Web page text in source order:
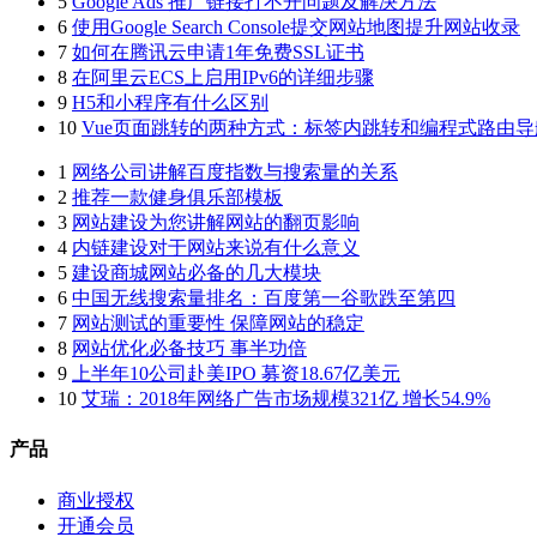
6 使用Google Search Console提交网站地图提升网站收录
7 如何在腾讯云申请1年免费SSL证书
8 在阿里云ECS上启用IPv6的详细步骤
9 H5和小程序有什么区别
10 Vue页面跳转的两种方式：标签内跳转和编程式路由
1 网络公司讲解百度指数与搜索量的关系
2 推荐一款健身俱乐部模板
3 网站建设为您讲解网站的翻页影响
4 内链建设对于网站来说有什么意义
5 建设商城网站必备的几大模块
6 中国无线搜索量排名：百度第一谷歌跌至第四
7 网站测试的重要性 保障网站的稳定
8 网站优化必备技巧 事半功倍
9
上半年10公司赴美IPO 募资18.67亿美元
10 艾瑞：2018年网络广告市场规模321亿 增长54.9%
产品
商业授权
开通会员